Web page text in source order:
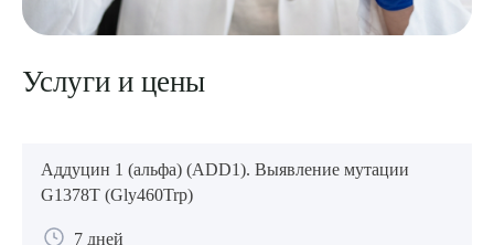
Услуги и цены
Аддуцин 1 (альфа) (ADD1). Выявление мутации
G1378T (Gly460Trp)
7 дней